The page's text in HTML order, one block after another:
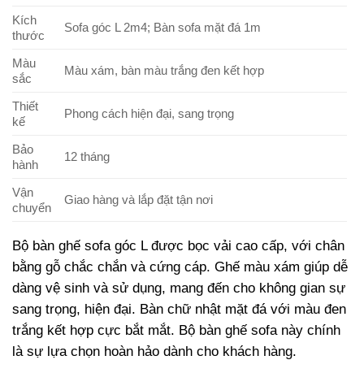
Kích
thước
Sofa góc L 2m4; Bàn sofa mặt đá 1m
Màu
sắc
Màu xám, bàn màu trắng đen kết hợp
Thiết
kế
Phong cách hiện đại, sang trọng
Bảo
hành
12 tháng
Vận
chuyển
Giao hàng và lắp đặt tận nơi
Bộ bàn ghế sofa góc L được bọc vải cao cấp, với chân
bằng gỗ chắc chắn và cứng cáp. Ghế màu xám giúp dễ
dàng vệ sinh và sử dụng, mang đến cho không gian sự
sang trọng, hiện đại. Bàn chữ nhật mặt đá với màu đen
trắng kết hợp cực bắt mắt. Bộ bàn ghế sofa này chính
là sự lựa chọn hoàn hảo dành cho khách hàng.